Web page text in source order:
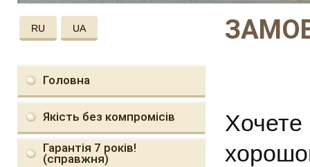
RU UA
Головна
Якість без компромісів
Гарантія 7 років!
(справжня)